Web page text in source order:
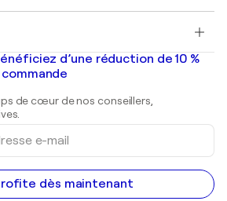
d’une réduction de 10 %
de cœur de nos conseillers,
dès maintenant